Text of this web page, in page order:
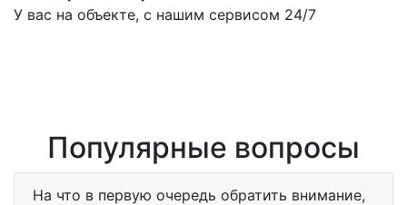
У вас на объекте, с нашим сервисом 24/7
Популярные вопросы
На что в первую очередь обратить внимание,